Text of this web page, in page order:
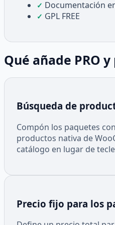
✓ Documentación
✓ GPL FREE
Qué añade PRO
Búsqueda de
Compón los paquetes
productos nativa de
catálogo en lugar de
Precio fijo para los